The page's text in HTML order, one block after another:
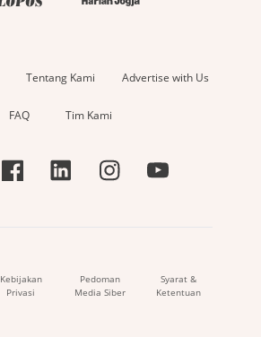
Tentang Kami Advertise with Us
FAQ Tim Kami
Kebijakan
Privasi
Pedoman
Media Siber
Syarat &
Ketentuan